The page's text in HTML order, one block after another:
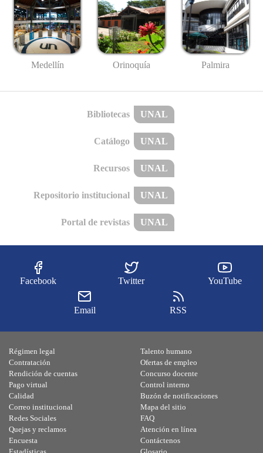
Medellín Orinoquía Palmira
Bibliotecas UNAL
Catálogo UNAL
Recursos UNAL
Repositorio institucional UNAL
Portal de revistas UNAL
Facebook Twitter YouTube
Email RSS
Régimen legal
Contratación
Rendición de cuentas
Pago virtual
Calidad
Talento humano
Ofertas de empleo
Concurso docente
Control interno
Buzón de notificaciones
Correo institucional
Redes Sociales
Quejas y reclamos
Encuesta
Mapa del sitio
FAQ
Atención en línea
Contáctenos